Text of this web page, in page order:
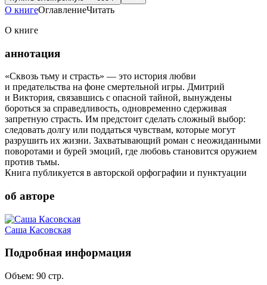
О книгеОглавлениеЧитать
О книге
аннотация
«Сквозь тьму и страсть» — это история любви
и предательства на фоне смертельной игры. Дмитрий
и Виктория, связавшись с опасной тайной, вынуждены
бороться за справедливость, одновременно сдерживая
запретную страсть. Им предстоит сделать сложный выбор:
следовать долгу или поддаться чувствам, которые могут
разрушить их жизни. Захватывающий роман с неожиданными
поворотами и бурей эмоций, где любовь становится оружием
против тьмы.
Книга публикуется в авторской орфографии и пунктуации
об авторе
Саша Касовская
Подробная информация
Объем: 90 стр.